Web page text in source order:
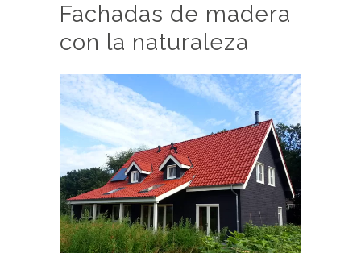
Fachadas de madera
con la naturaleza